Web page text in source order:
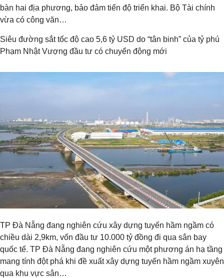
bàn hai địa phương, bảo đảm tiến độ triển khai. Bộ Tài chính
vừa có công văn…
Siêu đường sắt tốc độ cao 5,6 tỷ USD do “tân binh” của tỷ phú
Phạm Nhật Vượng đầu tư có chuyển động mới
TP Đà Nẵng đang nghiên cứu xây dựng tuyến hầm ngầm có
chiều dài 2,9km, vốn đầu tư 10.000 tỷ đồng đi qua sân bay
quốc tế. TP Đà Nẵng đang nghiên cứu một phương án hạ tầng
mang tính đột phá khi đề xuất xây dựng tuyến hầm ngầm xuyên
qua khu vực sân…